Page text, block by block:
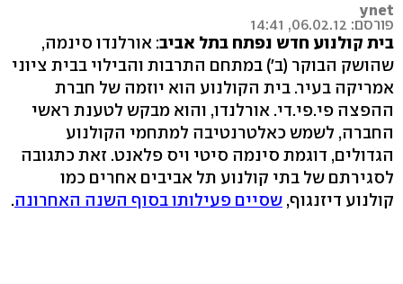
ynet
פורסם: 06.02.12, 14:41
בית קולנוע חדש נפתח בתל אביב: אורלנדו סינמה,
שהושק הבוקר (ב') במתחם התרבות והבילוי בבית ציוני
אמריקה בעיר. בית הקולנוע הוא יוזמה של חברת
ההפצה פי.פי.די. אורלנדו, והוא מבקש לטענת ראשי
החברה, לשמש כאלטרנטיבה למתחמי הקולנוע
הגדולים, דוגמת סינמה סיטי ויס פלאנט. זאת כתגובה
לסגירתם של בתי קולנוע תל אביבים אחרים כמו
קולנוע דיזנגוף, שסיים פעילותו בסוף השנה האחרונה.